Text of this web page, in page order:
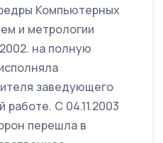
Компьютерных
и метрологии
на полную
заведующего
С 04.11.2003
перешла в